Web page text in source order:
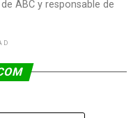
ABC y responsable de